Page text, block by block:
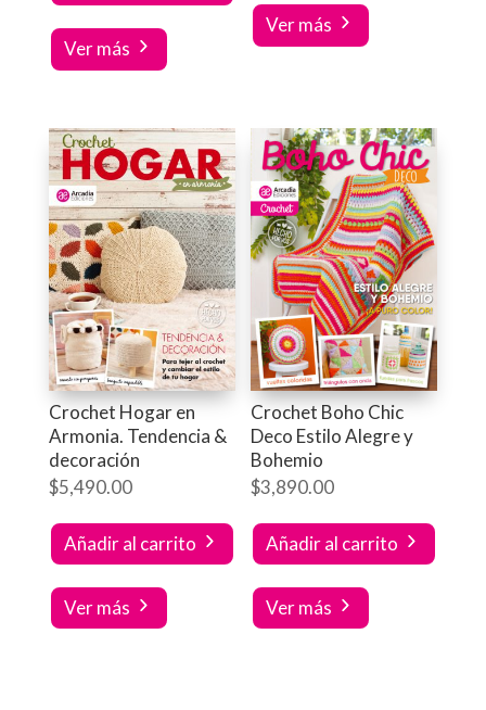
Ver más
Ver más
Crochet Hogar en
Armonia. Tendencia &
decoración
$5,490.00
Añadir al carrito
Ver más
Crochet Boho Chic
Deco Estilo Alegre y
Bohemio
$3,890.00
Añadir al carrito
Ver más